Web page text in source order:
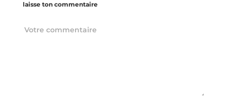
laisse ton commentaire